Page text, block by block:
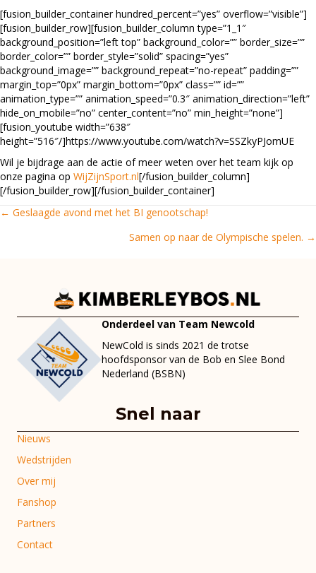
[fusion_builder_container hundred_percent=”yes” overflow=”visible”]
[fusion_builder_row][fusion_builder_column type=”1_1″
background_position=”left top” background_color=”” border_size=””
border_color=”” border_style=”solid” spacing=”yes”
background_image=”” background_repeat=”no-repeat” padding=””
margin_top=”0px” margin_bottom=”0px” class=”” id=””
animation_type=”” animation_speed=”0.3″ animation_direction=”left”
hide_on_mobile=”no” center_content=”no” min_height=”none”]
[fusion_youtube width=”638″
height=”516″/]https://www.youtube.com/watch?v=SSZkyPJomUE
Wil je bijdrage aan de actie of meer weten over het team kijk op
onze pagina op WijZijnSport.nl[/fusion_builder_column]
[/fusion_builder_row][/fusion_builder_container]
Posts
← Geslaagde avond met het BI genootschap!
Samen op naar de Olympische spelen. →
Onderdeel van Team Newcold
NewCold is sinds 2021 de trotse
hoofdsponsor van de Bob en Slee Bond
Nederland (BSBN)
Snel naar
Nieuws
Wedstrijden
Over mij
Fanshop
Partners
Contact